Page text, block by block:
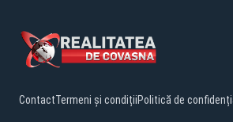
ContactTermeni și condițiiPolitică de